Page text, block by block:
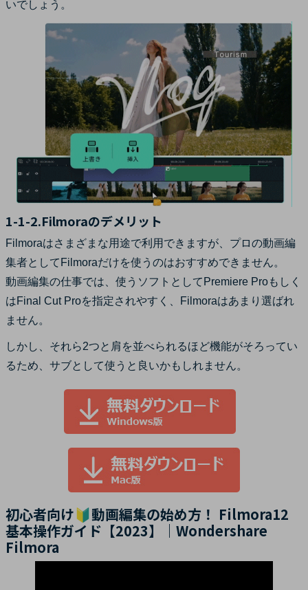
いでしょう。
1-1-2.Filmoraのデメリット
Filmoraはさまざまな用途で利用できますが、プロの動画編
集者としてFilmoraだけを使うのはおすすめできません。
動画編集の仕事では、使うソフトとしてPremiere Proもしく
はFinal Cut Proを指定されやすく、Filmoraはあまり選ばれ
ません。
しかし、それら2つと肩を並べられるほど機能がそろってい
るため、サブとして使うと良いかもしれません。
初心者向け🔰動画編集の始め方！ Filmora12
基本操作ガイド【2023】｜Wondershare
Filmora